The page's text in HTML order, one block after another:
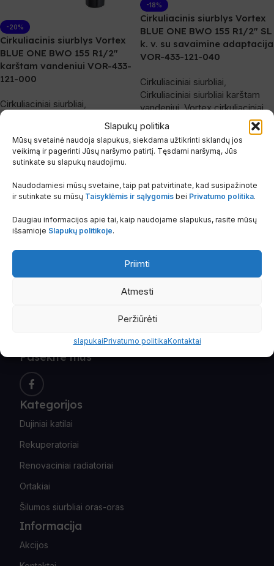
Slapukų politika
Mūsų svetainė naudoja slapukus, siekdama užtikrinti sklandų jos
veikimą ir pagerinti Jūsų naršymo patirtį. Tęsdami naršymą, Jūs
sutinkate su slapukų naudojimu.
Naudodamiesi mūsų svetaine, taip pat patvirtinate, kad susipažinote
ir sutinkate su mūsų Taisyklėmis ir sąlygomis bei Privatumo politika.
Daugiau informacijos apie tai, kaip naudojame slapukus, rasite mūsų
išsamioje Slapukų politikoje.
Priimti
Atmesti
Peržiūrėti
slapukaiPrivatumo politikaKontaktai
-20%
Cirkuliacinis siurblys Vortex
BLUE ONE BWO 155 R1/2″
karštam vandeniui VOR-433-
121-000
Cirkuliaciniai siurbliai,
Cirkuliaciniai siurbliai karštam
Vortex cirkuliaciniai
siurbliai
Vortex
Sandėlyje
203.00 € 163.00€ su PVM
Į Krepšelį
-18%
Cirkuliacinis siurblys Vortex
BLUE ONE BWO 155 R1/2″ SL
k. v. su savaimine adaptacija
VOR-433-121-040
Cirkuliaciniai siurbliai
Cirkuliaciniai siurbliai karštam
vandeniui, Vortex cirkuliaciniai
siurbliai
Vortex
Sandėlyje
Prekės KODAS:VOR-433-121-040
Į Krepšelį
Pasekite mus
Kategorijos
Dujiniai katilai
Rekuperatoriai
Renovaciniai radiatoriai
Ortakiai
Šilumos siurbliai oras-oras
Informacija
Akcijos